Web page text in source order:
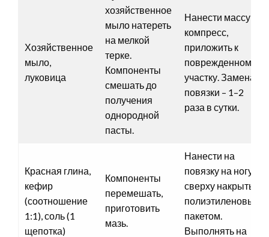
Хозяйственное
мыло,
луковица
хозяйственное
мыло натереть
на мелкой
терке.
Компоненты
смешать до
получения
однородной
пасты.
Нанести массу на
компресс,
приложить к
поврежденному
участку. Замена
повязки – 1–2
раза в сутки.
Красная глина,
кефир
(соотношение
1:1), соль (1
щепотка)
Компоненты
перемешать,
приготовить
мазь.
Нанести на
повязку на ногу,
сверху накрыть
полиэтиленовым
пакетом.
Выполнять на